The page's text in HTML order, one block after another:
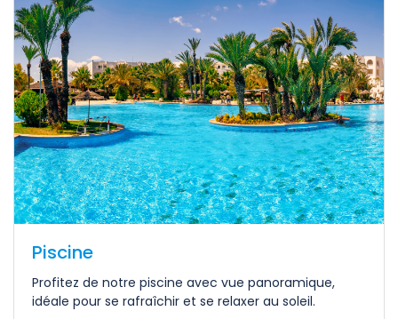
Piscine
Profitez de notre piscine avec vue panoramique,
idéale pour se rafraîchir et se relaxer au soleil.